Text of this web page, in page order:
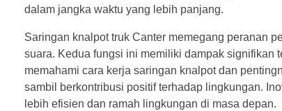
dalam jangka waktu yang lebih panjang.
Saringan knalpot truk Canter memegang peranan
suara. Kedua fungsi ini memiliki dampak signifikan
memahami cara kerja saringan knalpot dan
sambil berkontribusi positif terhadap lingkungan.
lebih efisien dan ramah lingkungan di masa depan.